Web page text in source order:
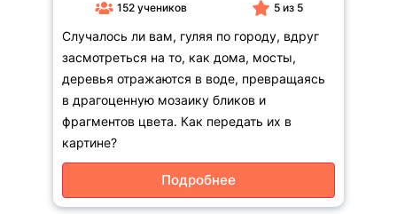
152 учеников 5 из 5
Случалось ли вам, гуляя по городу, вдруг
засмотреться на то, как дома, мосты,
деревья отражаются в воде, превращаясь
в драгоценную мозаику бликов и
фрагментов цвета. Как передать их в
картине?
Подробнее